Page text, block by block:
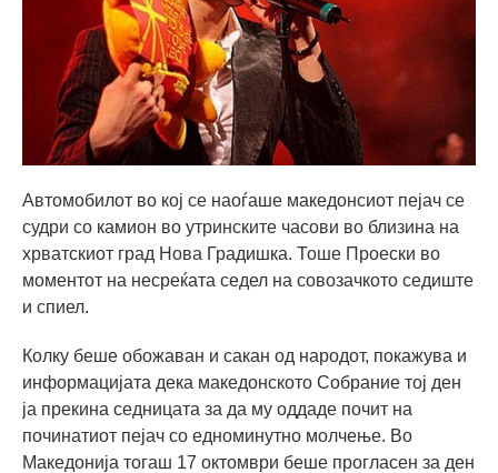
Автомобилот во кој се наоѓаше македонсиот пејач се
судри со камион во утринските часови во близина на
хрватскиот град Нова Градишка. Тоше Проески во
моментот на несреќата седел на совозачкото седиште
и спиел.
Колку беше обожаван и сакан од народот, покажува и
информацијата дека македонското Собрание тој ден
ја прекина седницата за да му оддаде почит на
починатиот пејач со едноминутно молчење. Во
Македонија тогаш 17 октомври беше прогласен за ден